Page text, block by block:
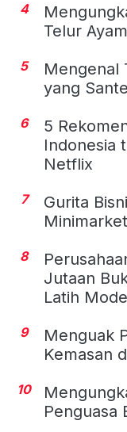
4
Telur
5
Mengenal
yang
6
5
Indonesia
Netflix
7
Gurita
8
Jutaan
Latih
9
Menguak
Kemasan
10
Penguasa